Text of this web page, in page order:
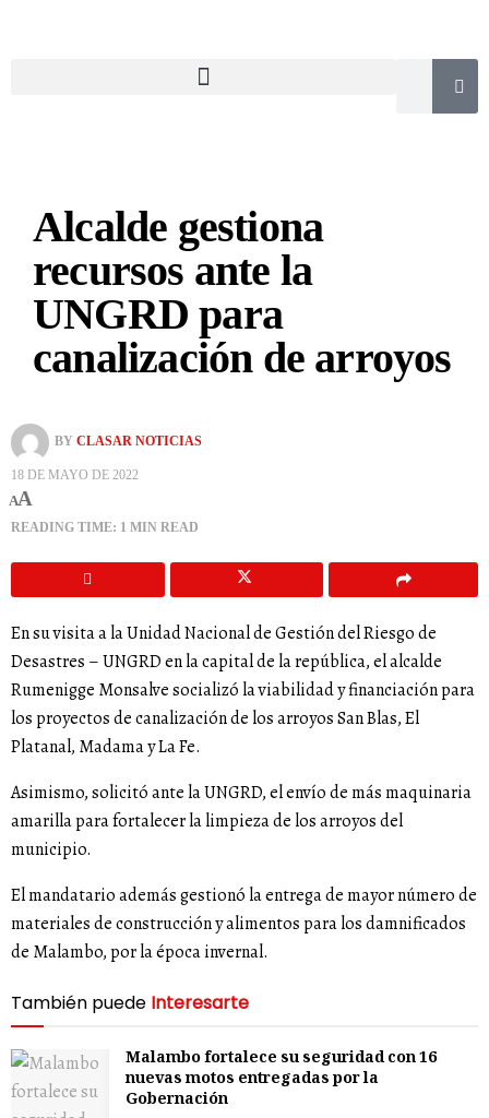
Alcalde gestiona
recursos ante la
UNGRD para
canalización de arroyos
BY CLASAR NOTICIAS
18 DE MAYO DE 2022
AA
READING TIME: 1 MIN READ
En su visita a la Unidad Nacional de Gestión del Riesgo de
Desastres – UNGRD en la capital de la república, el alcalde
Rumenigge Monsalve socializó la viabilidad y financiación para
los proyectos de canalización de los arroyos San Blas, El
Platanal, Madama y La Fe.
Asimismo, solicitó ante la UNGRD, el envío de más maquinaria
amarilla para fortalecer la limpieza de los arroyos del
municipio.
El mandatario además gestionó la entrega de mayor número de
materiales de construcción y alimentos para los damnificados
de Malambo, por la época invernal.
También puede Interesarte
Malambo fortalece su seguridad con 16
nuevas motos entregadas por la
Gobernación